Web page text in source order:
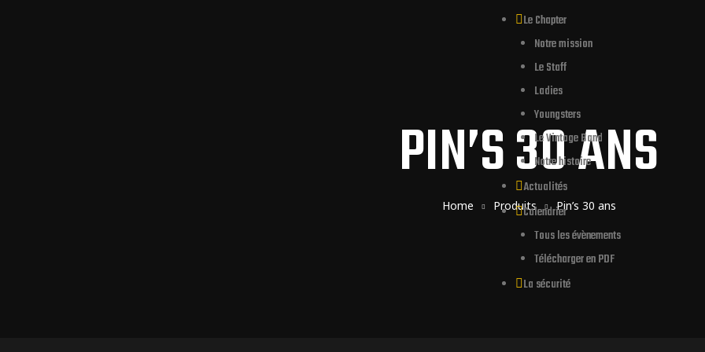
Le Chapter
Notre mission
Le Staff
Ladies
Youngsters
Le Vintage Band
Notre histoire
Actualités
Calendrier
Tous les évènements
Télécharger en PDF
La sécurité
PIN’S 30 ANS
Home Produits Pin’s 30 ans